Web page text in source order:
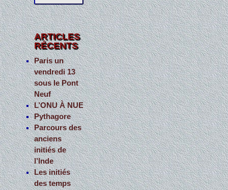
c
h
e
r
c
h
e
r
:
ARTICLES
RÉCENTS
Paris un
vendredi 13
sous le Pont
Neuf
L’ONU À NUE
Pythagore
Parcours des
anciens
initiés de
l’Inde
Les initiés
des temps